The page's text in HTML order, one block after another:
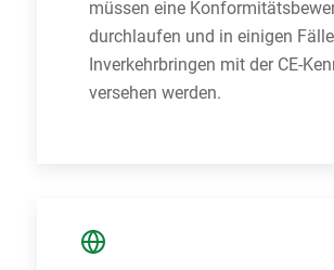
müssen eine
durchlaufen und in einigen
Inverkehrbringen mit der CE-
versehen werden.